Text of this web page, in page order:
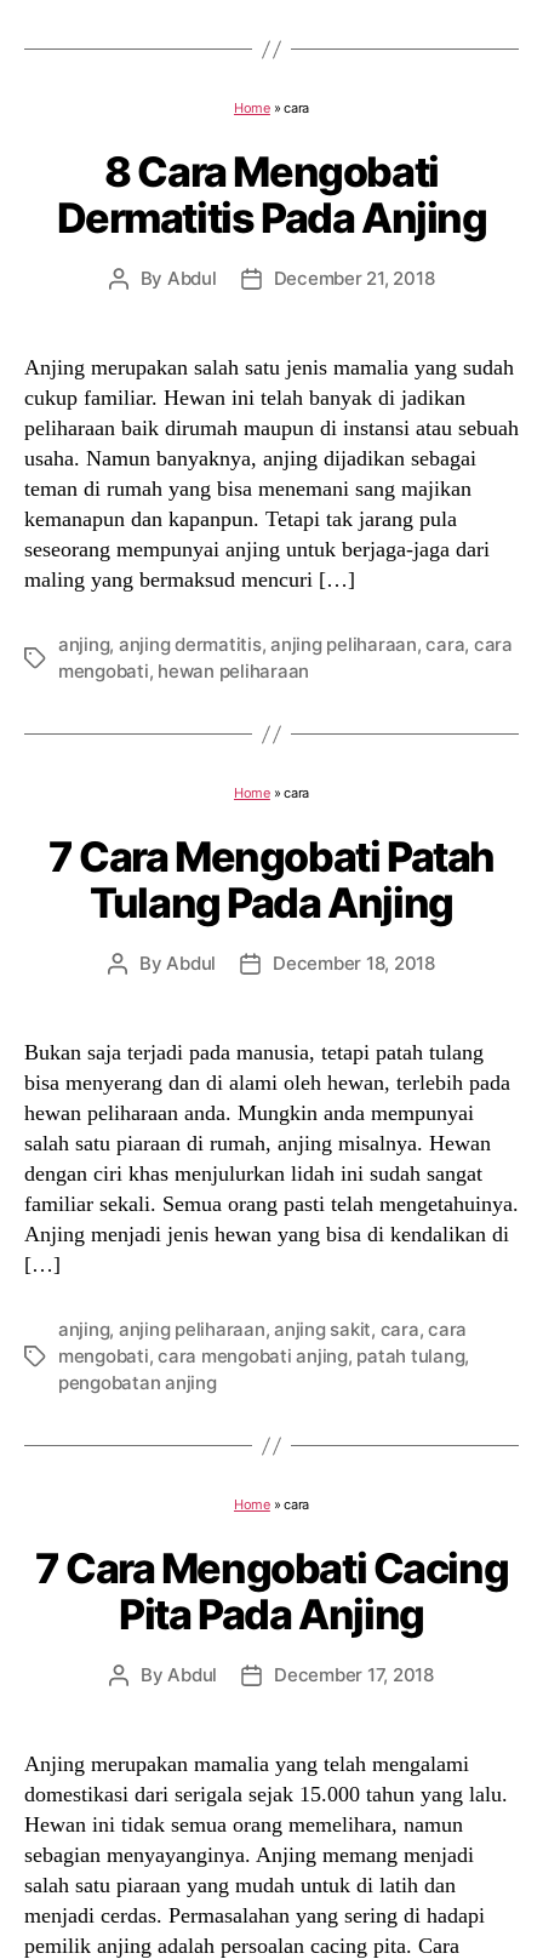
Home»cara
8 Cara Mengobati
Dermatitis Pada Anjing
Post
By Abdul
PostDecember 21, 2018
Anjing merupakan salah satu jenis mamalia yang sudah
cukup familiar. Hewan ini telah banyak di jadikan
peliharaan baik dirumah maupun di instansi atau sebuah
usaha. Namun banyaknya, anjing dijadikan sebagai
teman di rumah yang bisa menemani sang majikan
kemanapun dan kapanpun. Tetapi tak jarang pula
seseorang mempunyai anjing untuk berjaga-jaga dari
maling yang bermaksud mencuri […]
Tags
anjing, anjing dermatitis,anjing peliharaan,cara, cara
mengobati, hewan peliharaan
Home»cara
7 Cara Mengobati Patah
Tulang Pada Anjing
PostByAbdul
PostDecember 18, 2018
Bukan saja terjadi pada manusia, tetapi patah tulang
bisa menyerang dan di alami oleh hewan, terlebih pada
hewan peliharaan anda. Mungkin anda mempunyai
salah satu piaraan di rumah, anjing misalnya. Hewan
dengan ciri khas menjulurkan lidah ini sudah sangat
familiar sekali. Semua orang pasti telah mengetahuinya.
Anjing menjadi jenis hewan yang bisa di kendalikan di
[…]
Tags
anjing, anjing peliharaan,anjing sakit, cara,cara
mengobati,cara mengobati anjing, patah tulang,
pengobatan anjing
Home»cara
7 Cara Mengobati Cacing
Pita Pada Anjing
PostByAbdul
PostDecember 17, 2018
Anjing merupakan mamalia yang telah mengalami
domestikasi dari serigala sejak 15.000 tahun yang lalu.
Hewan ini tidak semua orang memelihara, namun
sebagian menyayanginya. Anjing memang menjadi
salah satu piaraan yang mudah untuk di latih dan
menjadi cerdas. Permasalahan yang sering di hadapi
pemilik anjing adalah persoalan cacing pita. Cara